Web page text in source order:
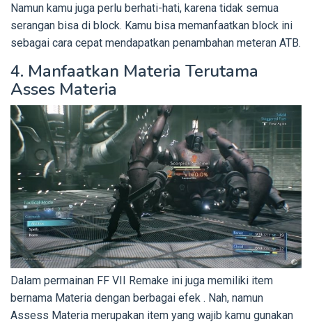
Namun kamu juga perlu berhati-hati, karena tidak semua
serangan bisa di block. Kamu bisa memanfaatkan block ini
sebagai cara cepat mendapatkan penambahan meteran ATB.
4. Manfaatkan Materia Terutama
Asses Materia
Dalam permainan FF VII Remake ini juga memiliki item
bernama Materia dengan berbagai efek . Nah, namun
Assess Materia merupakan item yang wajib kamu gunakan